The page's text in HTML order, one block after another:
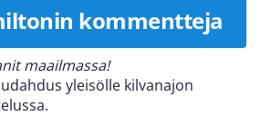
kommentteja
maailmassa!
yleisölle kilvanajon